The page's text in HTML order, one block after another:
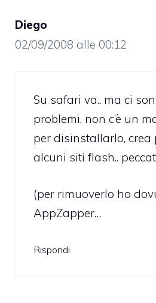
Diego
02/09/2008 alle 00:12
Su safari va.. ma ci
problemi, non c’è un
per disinstallarlo, crea
alcuni siti flash..
(per rimuoverlo ho
AppZapper…
Rispondi